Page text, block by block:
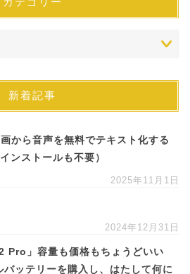
新着記事
から音声を無料でテキスト化する
ンストールも不要）
2025年11月1日
2024年12月31日
Pro」容量も価格もちょうどいい
ッテリーを購入し、はたして何に